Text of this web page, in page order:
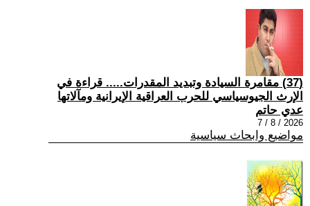
(37) مقامرة السيادة وتبديد المقدرات..... قراءة في
الإرث الجيوسياسي للحرب العراقية الإيرانية ومآلاتها
عدي حاتم
2026 / 8 / 7
مواضيع وابحاث سياسية